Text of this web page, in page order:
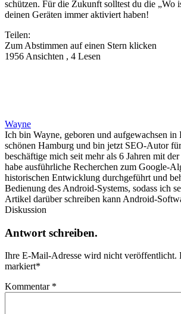
schützen. Für die Zukunft solltest du die „Wo
deinen Geräten immer aktiviert haben!
Teilen:
Zum Abstimmen auf einen Stern klicken
1956 Ansichten , 4 Lesen
Wayne
Ich bin Wayne, geboren und aufgewachsen in
schönen Hamburg und bin jetzt SEO-Autor
beschäftige mich seit mehr als 6 Jahren mit
habe ausführliche Recherchen zum Google-
historischen Entwicklung durchgeführt und
Bedienung des Android-Systems, sodass ich
Artikel darüber schreiben kann Android-
Diskussion
Antwort schreiben.
Ihre E-Mail-Adresse wird nicht veröffentlicht.
markiert*
Kommentar *